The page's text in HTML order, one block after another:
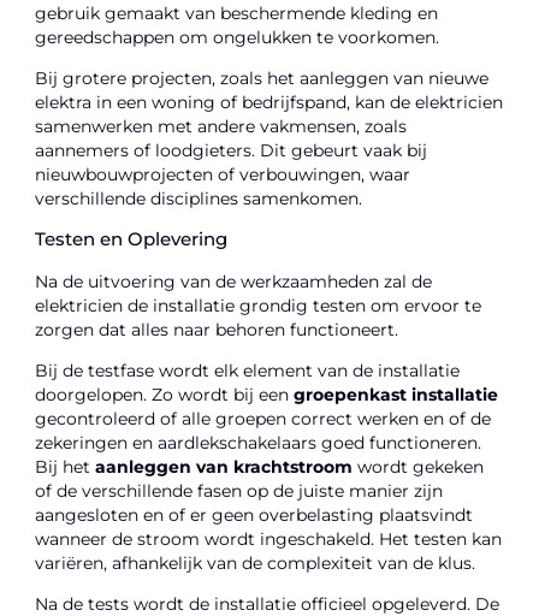
gebruik gemaakt van beschermende kleding en
gereedschappen om ongelukken te voorkomen.
Bij grotere projecten, zoals het aanleggen van nieuwe
elektra in een woning of bedrijfspand, kan de elektricien
samenwerken met andere vakmensen, zoals
aannemers of loodgieters. Dit gebeurt vaak bij
nieuwbouwprojecten of verbouwingen, waar
verschillende disciplines samenkomen.
Testen en Oplevering
Na de uitvoering van de werkzaamheden zal de
elektricien de installatie grondig testen om ervoor te
zorgen dat alles naar behoren functioneert.
Bij de testfase wordt elk element van de installatie
doorgelopen. Zo wordt bij eengroepenkast installatie
gecontroleerd of alle groepen correct werken en of de
zekeringen en aardlekschakelaars goed functioneren.
Bij hetaanleggen van krachtstroom wordt gekeken
of de verschillende fasen op de juiste manier zijn
aangesloten en of er geen overbelasting plaatsvindt
wanneer de stroom wordt ingeschakeld. Het testen kan
variëren, afhankelijk van de complexiteit van de klus.
Na de tests wordt de installatie officieel opgeleverd. De